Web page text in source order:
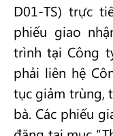
D01-TS) trực
phiếu giao
trình tại Công
phải liên hệ
tục giảm trùng,
bà. Các phiếu